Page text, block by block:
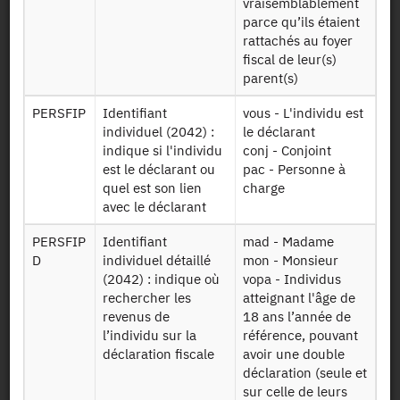
Menage17
Table avec pour
chaque ménage
stricto sensu ses
caractéristiques
au quatrième
trimestre 2017
de l'Enquête
Emploi en
continu
Fichier décrivant
les individus qui
n'appartiennent
pas à un ménage
de l'Enquête
Emploi mais qui
ont été retrouvés
dans la
parce qu’ils étaient
rattachés au foyer
fiscal de leur(s)
parent(s)
PERSFIP
Identifiant
individuel (2042) :
indique si l'individu
est le déclarant ou
quel est son lien
avec le déclarant
vous - L'individu est
le déclarant
conj - Conjoint
pac - Personne à
charge
PERSFIP
D
Identifiant
individuel détaillé
(2042) : indique où
rechercher les
revenus de
l’individu sur la
déclaration fiscale
mad - Madame
mon - Monsieur
vopa - Individus
atteignant l'âge de
18 ans l’année de
référence, pouvant
avoir une double
déclaration (seule et
sur celle de leurs